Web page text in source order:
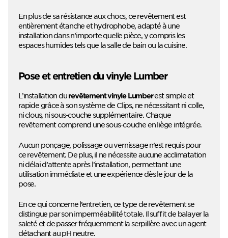
En plus de sa résistance aux chocs, ce revêtement est
entièrement étanche et hydrophobe, adapté à une
installation dans n’importe quelle pièce, y compris les
espaces humides tels que la salle de bain ou la cuisine.
Pose et entretien du vinyle Lumber
L’installation durevêtement vinyle Lumberest simple et
rapide grâce à son système de Clips, ne nécessitant ni colle,
ni clous, ni sous-couche supplémentaire. Chaque
revêtement comprend une sous-couche en liège intégrée.
Aucun ponçage, polissage ou vernissage n’est requis pour
ce revêtement. De plus, il ne nécessite aucune acclimatation
ni délai d’attente après l’installation, permettant une
utilisation immédiate et une expérience dès le jour de la
pose.
En ce qui concerne l’entretien, ce type de revêtement se
distingue par son imperméabilité totale. Il suffit de balayer la
saleté et de passer fréquemment la serpillère avec un agent
détachant au pH neutre.